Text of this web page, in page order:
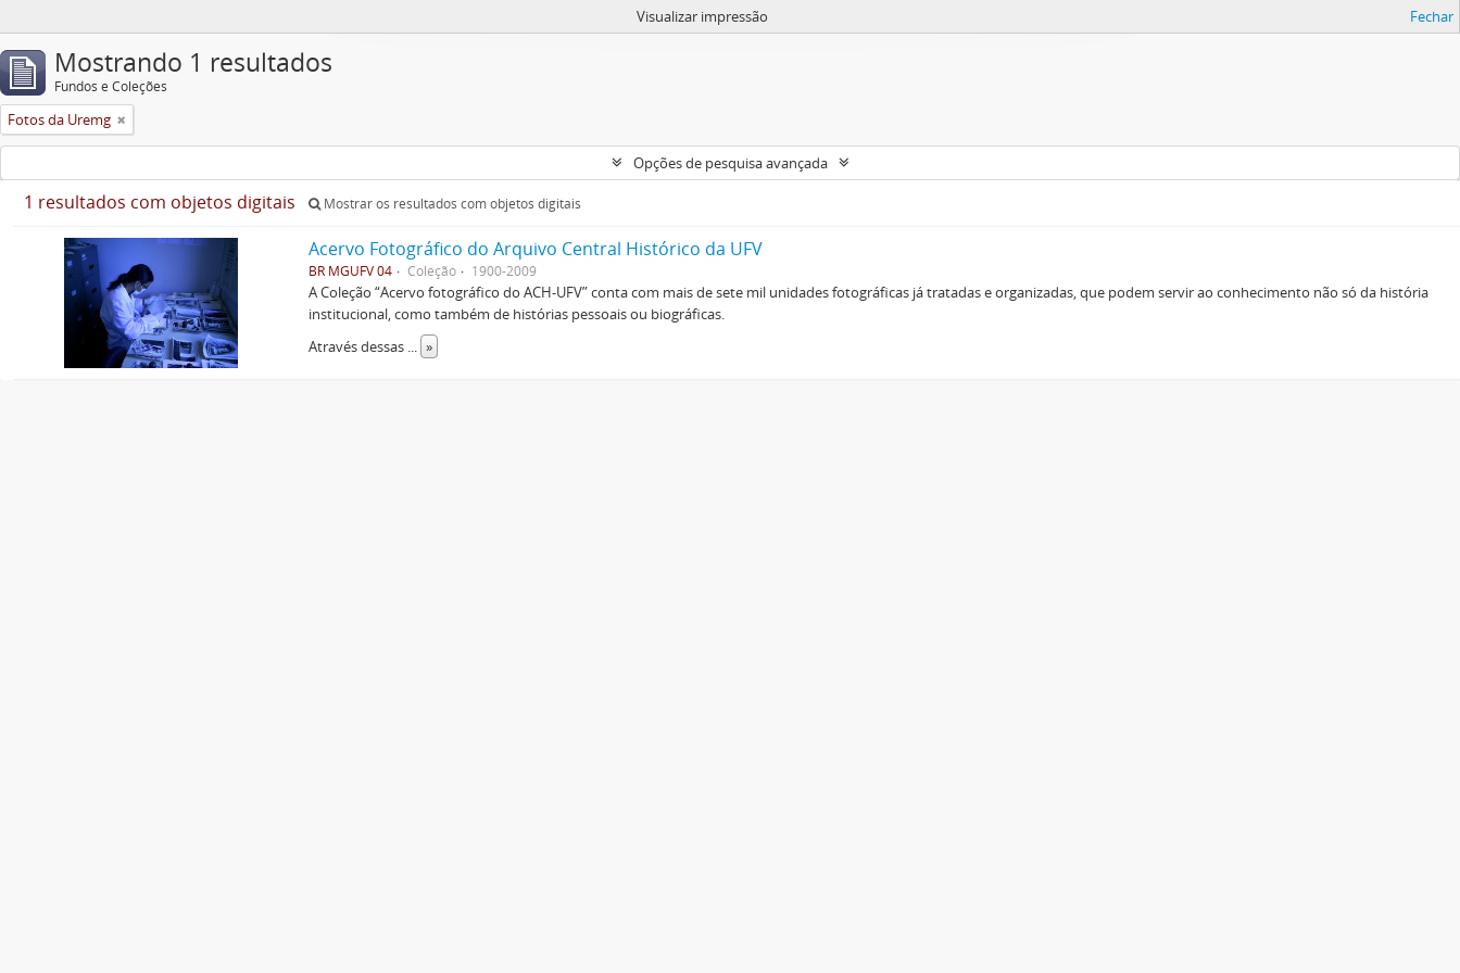
Visualizar impressão Fechar
Mostrando 1 resultados
Fundos e Coleções
Fotos da Uremg
Opções de pesquisa avançada
1 resultados com objetos digitais Mostrar os resultados com objetos digitais
Acervo Fotográfico do Arquivo Central Histórico da UFV
BR MGUFV 04 Coleção 1900-2009
A Coleção “Acervo fotográfico do ACH-UFV” conta com mais de sete mil unidades fotográficas já tratadas e organizadas, que podem servir ao conhecimento não só da história
institucional, como também de histórias pessoais ou biográficas.
Através dessas ... »